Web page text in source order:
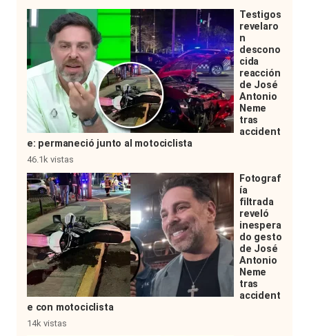
Testigos
revelaro
n
descono
cida
reacción
de José
Antonio
Neme
tras
accident
e: permaneció junto al motociclista
46.1k vistas
Fotograf
ía
filtrada
reveló
inespera
do gesto
de José
Antonio
Neme
tras
accident
e con motociclista
14k vistas